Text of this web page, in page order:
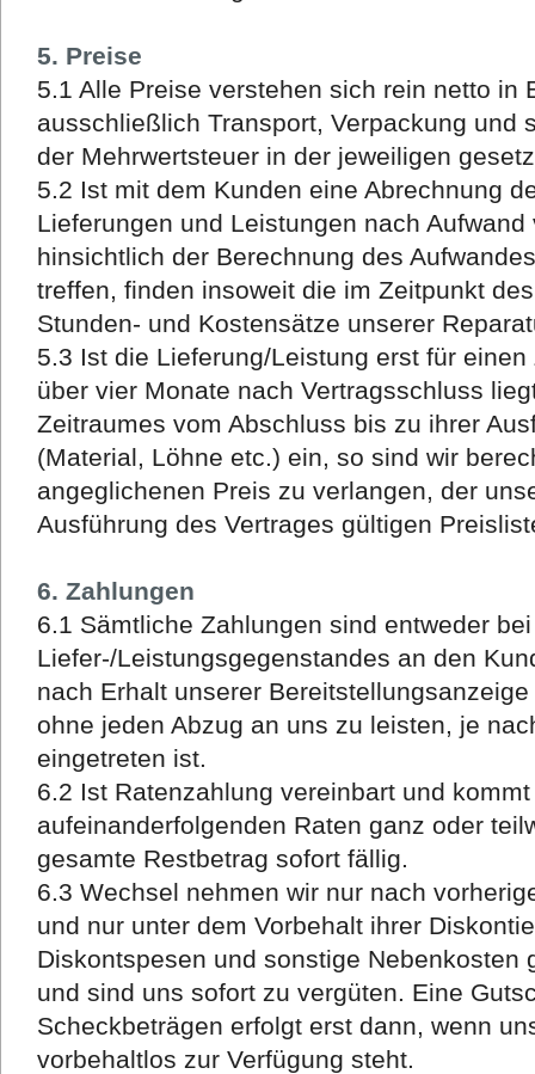
5. Preise
5.1 Alle Preise verstehen sich rein netto in
ausschließlich Transport, Verpackung und
der Mehrwertsteuer in der jeweiligen
5.2 Ist mit dem Kunden eine Abrechnung
Lieferungen und Leistungen nach
hinsichtlich der Berechnung des
treffen, finden insoweit die im Zeitpunkt
Stunden- und Kostensätze unserer
5.3 Ist die Lieferung/Leistung erst für
über vier Monate nach Vertragsschluss
Zeitraumes vom Abschluss bis zu ihrer
(Material, Löhne etc.) ein, so sind wir
angeglichenen Preis zu verlangen, der
Ausführung des Vertrages gültigen
6. Zahlungen
6.1 Sämtliche Zahlungen sind entweder
Liefer-/Leistungsgegenstandes an den
nach Erhalt unserer
ohne jeden Abzug an uns zu leisten, je
eingetreten ist.
6.2 Ist Ratenzahlung vereinbart und
aufeinanderfolgenden Raten ganz oder
gesamte Restbetrag sofort fällig.
6.3 Wechsel nehmen wir nur nach
und nur unter dem Vorbehalt ihrer
Diskontspesen und sonstige Nebenkosten
und sind uns sofort zu vergüten. Eine
Scheckbeträgen erfolgt erst dann, wenn
vorbehaltlos zur Verfügung steht.